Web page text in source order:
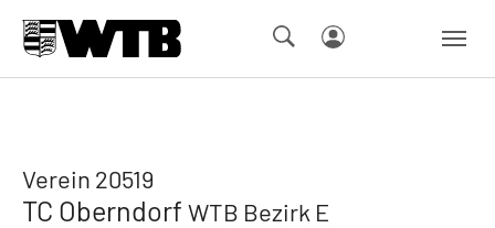
Verein 20519
TC Oberndorf WTB Bezirk E